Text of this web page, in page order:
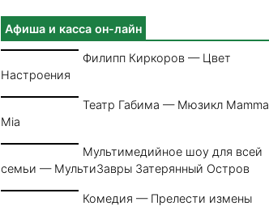
Афиша и касса он-лайн
Филипп Киркоров — Цвет
Настроения
Театр Габима — Мюзикл Mamma
Mia
Мультимедийное шоу для всей
семьи — МультиЗавры Затерянный Остров
Комедия — Прелести измены